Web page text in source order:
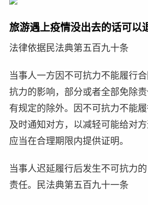
旅游遇上疫情没出去的话可以
法律依据民法典第五百九十条
当事人一方因不可抗力不能履行
抗力的影响，部分或者全部免除
有规定的除外。因不可抗力不能
及时通知对方，以减轻可能给对
应当在合理期限内提供证明。
当事人迟延履行后发生不可抗力
责任。民法典第五百九十一条